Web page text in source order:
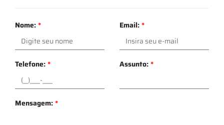
Nome:* Email:*
Telefone:* Assunto:*
Mensagem:*